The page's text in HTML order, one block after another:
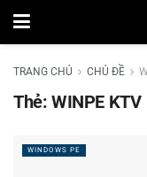
TRANG CHỦ CHỦ ĐỀ
Thẻ:WINPE KTV
WINDOWS PE